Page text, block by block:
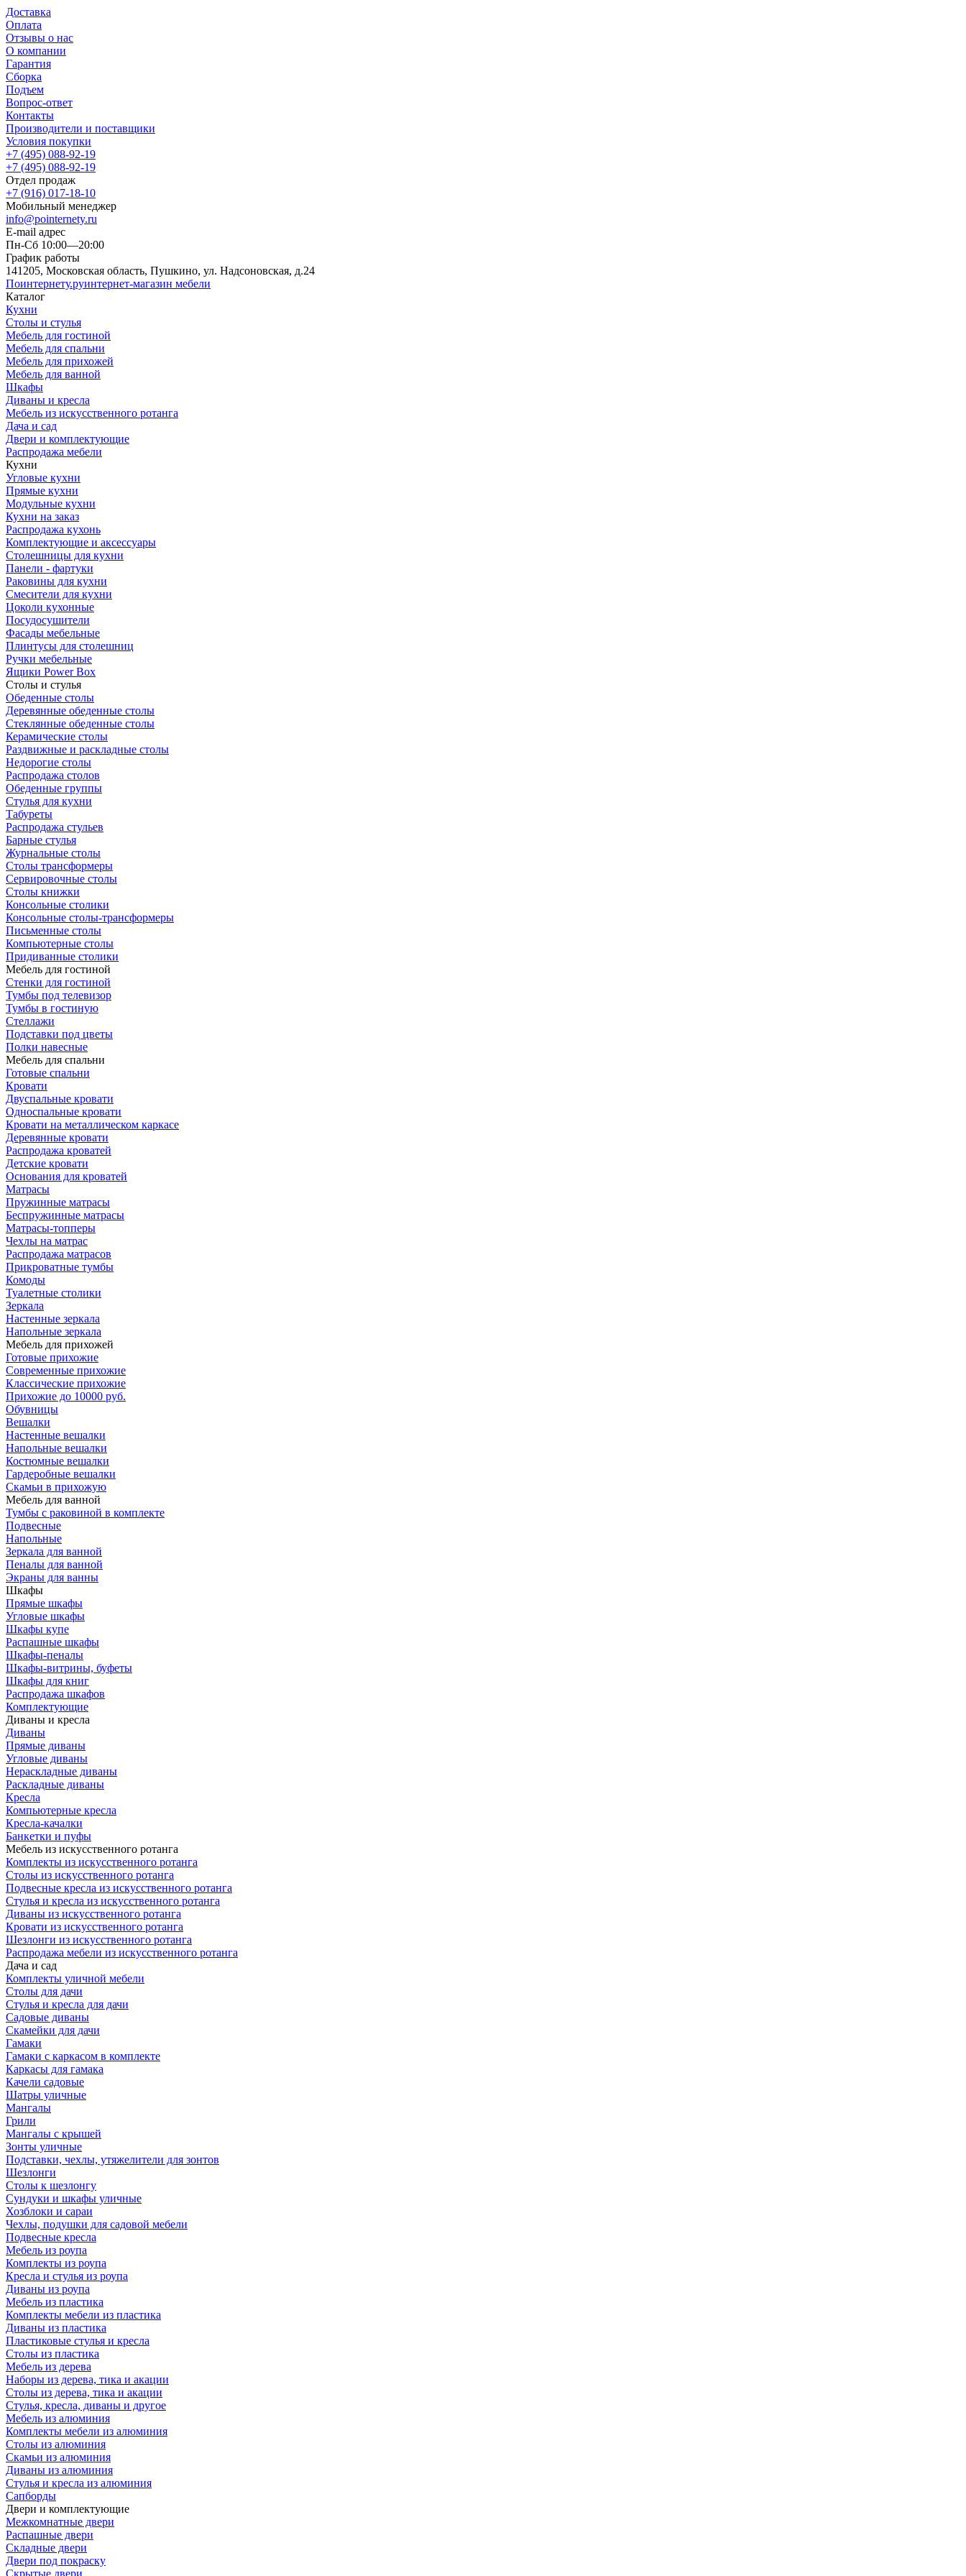
Доставка
Оплата
Отзывы о нас
О компании
Гарантия
Сборка
Подъем
Вопрос-ответ
Контакты
Производители и поставщики
Условия покупки
+7 (495) 088-92-19
+7 (495) 088-92-19
Отдел продаж
+7 (916) 017-18-10
Мобильный менеджер
info@pointernety.ru
E-mail адрес
Пн-Сб 10:00—20:00
График работы
141205, Московская область, Пушкино, ул. Надсоновская, д.24
Поинтернету.руинтернет-магазин мебели
Каталог
Кухни
Столы и стулья
Мебель для гостиной
Мебель для спальни
Мебель для прихожей
Мебель для ванной
Шкафы
Диваны и кресла
Мебель из искусственного ротанга
Дача и сад
Двери и комплектующие
Распродажа мебели
Кухни
Угловые кухни
Прямые кухни
Модульные кухни
Кухни на заказ
Распродажа кухонь
Комплектующие и аксессуары
Столешницы для кухни
Панели - фартуки
Раковины для кухни
Смесители для кухни
Цоколи кухонные
Посудосушители
Фасады мебельные
Плинтусы для столешниц
Ручки мебельные
Ящики Power Box
Столы и стулья
Обеденные столы
Деревянные обеденные столы
Стеклянные обеденные столы
Керамические столы
Раздвижные и раскладные столы
Недорогие столы
Распродажа столов
Обеденные группы
Стулья для кухни
Табуреты
Распродажа стульев
Барные стулья
Журнальные столы
Столы трансформеры
Сервировочные столы
Столы книжки
Консольные столики
Консольные столы-трансформеры
Письменные столы
Компьютерные столы
Придиванные столики
Мебель для гостиной
Стенки для гостиной
Тумбы под телевизор
Тумбы в гостиную
Стеллажи
Подставки под цветы
Полки навесные
Мебель для спальни
Готовые спальни
Кровати
Двуспальные кровати
Односпальные кровати
Кровати на металлическом каркасе
Деревянные кровати
Распродажа кроватей
Детские кровати
Основания для кроватей
Матрасы
Пружинные матрасы
Беспружинные матрасы
Матрасы-топперы
Чехлы на матрас
Распродажа матрасов
Прикроватные тумбы
Комоды
Туалетные столики
Зеркала
Настенные зеркала
Напольные зеркала
Мебель для прихожей
Готовые прихожие
Современные прихожие
Классические прихожие
Прихожие до 10000 руб.
Обувницы
Вешалки
Настенные вешалки
Напольные вешалки
Костюмные вешалки
Гардеробные вешалки
Скамьи в прихожую
Мебель для ванной
Тумбы c раковиной в комплекте
Подвесные
Напольные
Зеркала для ванной
Пеналы для ванной
Экраны для ванны
Шкафы
Прямые шкафы
Угловые шкафы
Шкафы купе
Распашные шкафы
Шкафы-пеналы
Шкафы-витрины, буфеты
Шкафы для книг
Распродажа шкафов
Комплектующие
Диваны и кресла
Диваны
Прямые диваны
Угловые диваны
Нераскладные диваны
Раскладные диваны
Кресла
Компьютерные кресла
Кресла-качалки
Банкетки и пуфы
Мебель из искусственного ротанга
Комплекты из искусственного ротанга
Столы из искусственного ротанга
Подвесные кресла из искусственного ротанга
Стулья и кресла из искусственного ротанга
Диваны из искусственного ротанга
Кровати из искусственного ротанга
Шезлонги из искусственного ротанга
Распродажа мебели из искусственного ротанга
Дача и сад
Комплекты уличной мебели
Столы для дачи
Стулья и кресла для дачи
Садовые диваны
Скамейки для дачи
Гамаки
Гамаки с каркасом в комплекте
Каркасы для гамака
Качели садовые
Шатры уличные
Мангалы
Грили
Мангалы с крышей
Зонты уличные
Подставки, чехлы, утяжелители для зонтов
Шезлонги
Столы к шезлонгу
Сундуки и шкафы уличные
Хозблоки и сараи
Чехлы, подушки для садовой мебели
Подвесные кресла
Мебель из роупа
Комплекты из роупа
Кресла и стулья из роупа
Диваны из роупа
Мебель из пластика
Комплекты мебели из пластика
Диваны из пластика
Пластиковые стулья и кресла
Столы из пластика
Мебель из дерева
Наборы из дерева, тика и акации
Столы из дерева, тика и акации
Стулья, кресла, диваны и другое
Мебель из алюминия
Комплекты мебели из алюминия
Столы из алюминия
Скамьи из алюминия
Диваны из алюминия
Стулья и кресла из алюминия
Сапборды
Двери и комплектующие
Межкомнатные двери
Распашные двери
Складные двери
Двери под покраску
Скрытые двери